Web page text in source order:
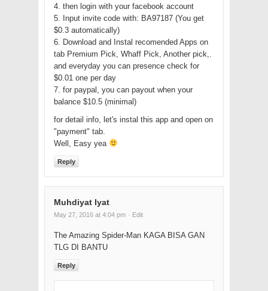
4. then login with your facebook account
5. Input invite code with: BA97187 (You get
$0.3 automatically)
6. Download and Instal recomended Apps on
tab Premium Pick, Whaff Pick, Another pick,.
and everyday you can presence check for
$0.01 one per day
7. for paypal, you can payout when your
balance $10.5 (minimal)
for detail info, let's instal this app and open on
"payment" tab.
Well, Easy yea
Reply
Muhdiyat Iyat
May 27, 2016 at 4:04 pm · Edit
The Amazing Spider-Man KAGA BISA GAN
TLG DI BANTU
Reply